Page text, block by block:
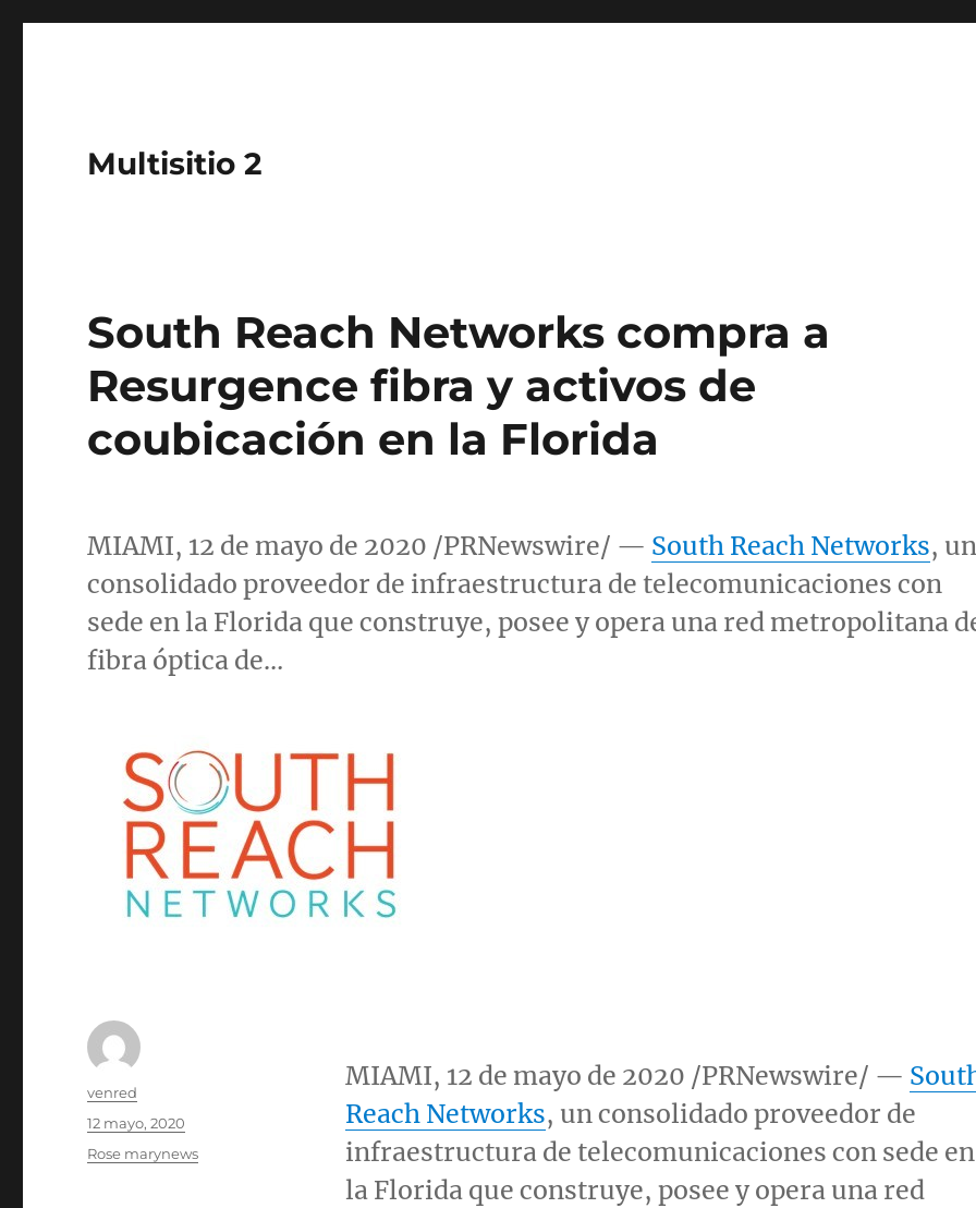
Multisitio 2
South Reach Networks compra a
Resurgence fibra y activos de
coubicación en la Florida
MIAMI, 12 de mayo de 2020 /PRNewswire/ — South Reach Networks,
consolidado proveedor de infraestructura de telecomunicaciones con
sede en la Florida que construye, posee y opera una red metropolitana
fibra óptica de…
MIAMI, 12 de mayo de 2020 /PRNewswire/ —
Reach Networks, un consolidado proveedor de
infraestructura de telecomunicaciones con sede en
la Florida que construye, posee y opera una red
Autor
venred
Publicado
el
12 mayo, 2020
Categorías
Rose marynews